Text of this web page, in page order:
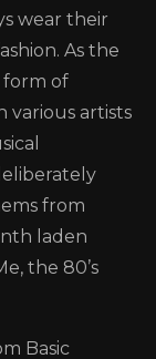
wear their
As the
form of
various artists
from
laden
the 80’s
Basic